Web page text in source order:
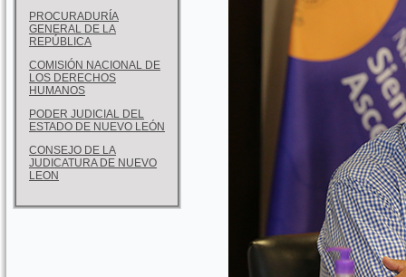
PROCURADURÍA
GENERAL DE LA
REPÚBLICA
COMISIÓN NACIONAL DE
LOS DERECHOS
HUMANOS
PODER JUDICIAL DEL
ESTADO DE NUEVO LEÓN
CONSEJO DE LA
JUDICATURA DE NUEVO
LEON